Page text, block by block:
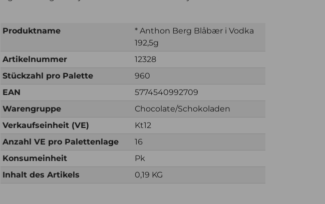
Produktname
* Anthon Berg Blåbær i Vodka
192,5g
Artikelnummer
12328
Stückzahl pro Palette
960
EAN
5774540992709
Warengruppe
Chocolate/Schokoladen
Verkaufseinheit (VE)
Kt12
Anzahl VE pro Palettenlage
16
Konsumeinheit
Pk
Inhalt des Artikels
0,19 KG